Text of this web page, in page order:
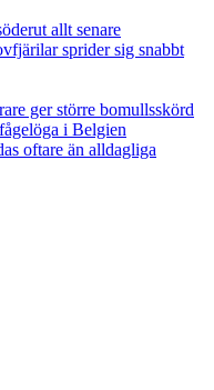
allt senare
sprider sig snabbt
ger större bomullsskörd
i Belgien
oftare än alldagliga